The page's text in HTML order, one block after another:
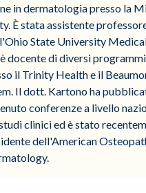
in dermatologia presso la
È stata assistente
State University
docente di diversi
il Trinity Health e il
Il dott. Kartono ha
conferenze a livello
clinici ed è stato
dell'American